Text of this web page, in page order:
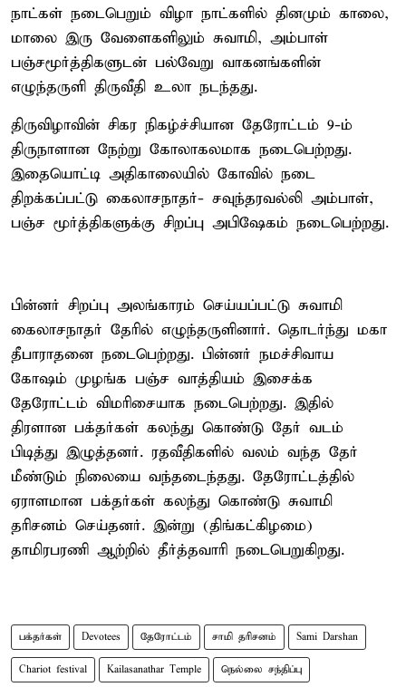
நாட்கள் நடைபெறும் விழா நாட்களில் தினமும் காலை,
மாலை இரு வேளைகளிலும் சுவாமி, அம்பாள்
பஞ்சமூர்த்திகளுடன் பல்வேறு வாகனங்களின்
எழுந்தருளி திருவீதி உலா நடந்தது.
திருவிழாவின் சிகர நிகழ்ச்சியான தேரோட்டம் 9-ம்
திருநாளான நேற்று கோலாகலமாக நடைபெற்றது.
இதையொட்டி அதிகாலையில் கோவில் நடை
திறக்கப்பட்டு கைலாசநாதர்- சவுந்தரவல்லி அம்பாள்,
பஞ்ச மூர்த்திகளுக்கு சிறப்பு அபிஷேகம் நடைபெற்றது.
பின்னர் சிறப்பு அலங்காரம் செய்யப்பட்டு சுவாமி
கைலாசநாதர் தேரில் எழுந்தருளினார். தொடர்ந்து மகா
தீபாராதனை நடைபெற்றது. பின்னர் நமச்சிவாய
கோஷம் முழங்க பஞ்ச வாத்தியம் இசைக்க
தேரோட்டம் விமரிசையாக நடைபெற்றது. இதில்
திரளான பக்தர்கள் கலந்து கொண்டு தேர் வடம்
பிடித்து இழுத்தனர். ரதவீதிகளில் வலம் வந்த தேர்
மீண்டும் நிலையை வந்தடைந்தது. தேரோட்டத்தில்
ஏராளமான பக்தர்கள் கலந்து கொண்டு சுவாமி
தரிசனம் செய்தனர். இன்று (திங்கட்கிழமை)
தாமிரபரணி ஆற்றில் தீர்த்தவாரி நடைபெறுகிறது.
பக்தர்கள் Devotees தேரோட்டம் சாமி தரிசனம் Sami Darshan
Chariot festival Kailasanathar Temple நெல்லை சந்திப்பு